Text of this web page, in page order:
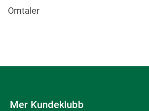
Omtaler
Mer Kundeklubb